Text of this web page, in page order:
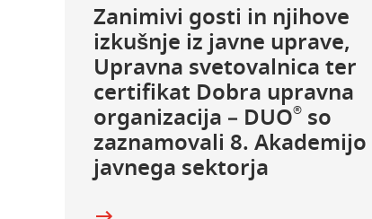
Zanimivi gosti in njihove
izkušnje iz javne uprave,
Upravna svetovalnica ter
certifikat Dobra upravna
organizacija – DUO® so
zaznamovali 8. Akademijo
javnega sektorja